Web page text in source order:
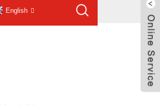
English